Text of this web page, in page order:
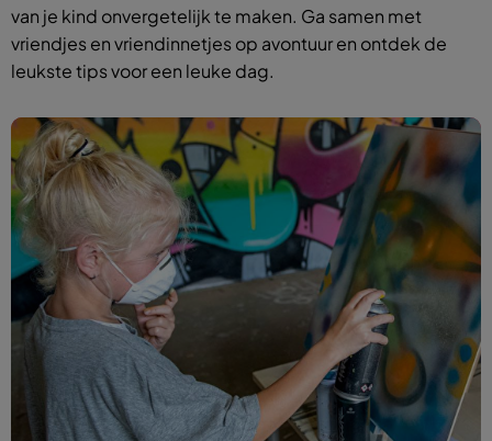
van je kind onvergetelijk te maken. Ga samen met
vriendjes en vriendinnetjes op avontuur en ontdek de
leukste tips voor een leuke dag.